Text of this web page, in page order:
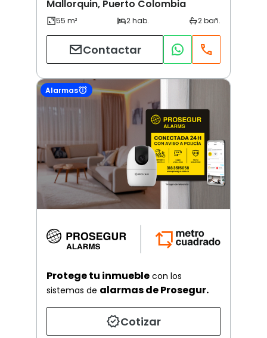
Mallorquin, Puerto Colombia
Contactar
Alarmas
Protege tu inmueble con los
sistemas de alarmas de Prosegur.
Cotizar